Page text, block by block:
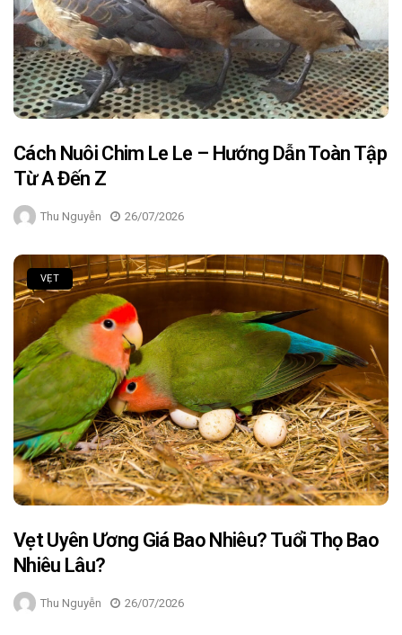
Cách Nuôi Chim Le Le – Hướng Dẫn Toàn Tập
Từ A Đến Z
Thu Nguyễn 26/07/2026
VẸT
Vẹt Uyên Ương Giá Bao Nhiêu? Tuổi Thọ Bao
Nhiêu Lâu?
Thu Nguyễn 26/07/2026